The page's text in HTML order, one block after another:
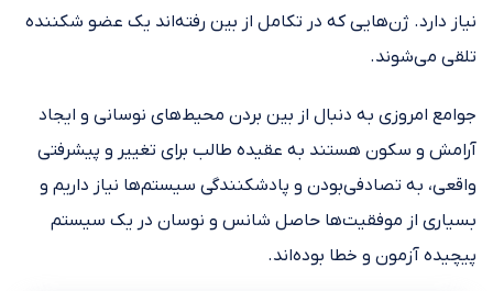
نیاز دارد. ژن‌هایی که در تکامل از بین رفته‌اند یک عضو شکننده
تلقی می‌شوند.
جوامع امروزی به دنبال از بین بردن محیط‌های نوسانی و ایجاد
آرامش و سکون هستند به عقیده طالب برای تغییر و پیشرفتی
واقعی، به تصادفی‌بودن و پادشکنندگی سیستم‌ها نیاز داریم و
بسیاری از موفقیت‌ها حاصل شانس و نوسان در یک سیستم
پیچیده آزمون و خطا بوده‌اند.